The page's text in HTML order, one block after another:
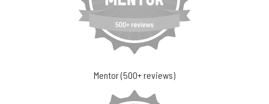
Mentor (500+ reviews)